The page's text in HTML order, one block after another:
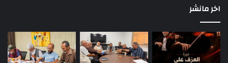
اخر مانشر